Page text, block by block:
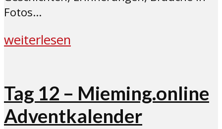
Fotos...
weiterlesen
Tag 12 – Mieming.online
Adventkalender